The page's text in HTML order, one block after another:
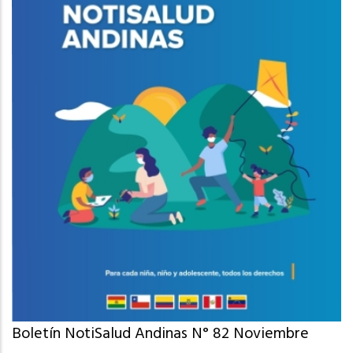
Boletín NotiSalud Andinas N° 82 Noviembre